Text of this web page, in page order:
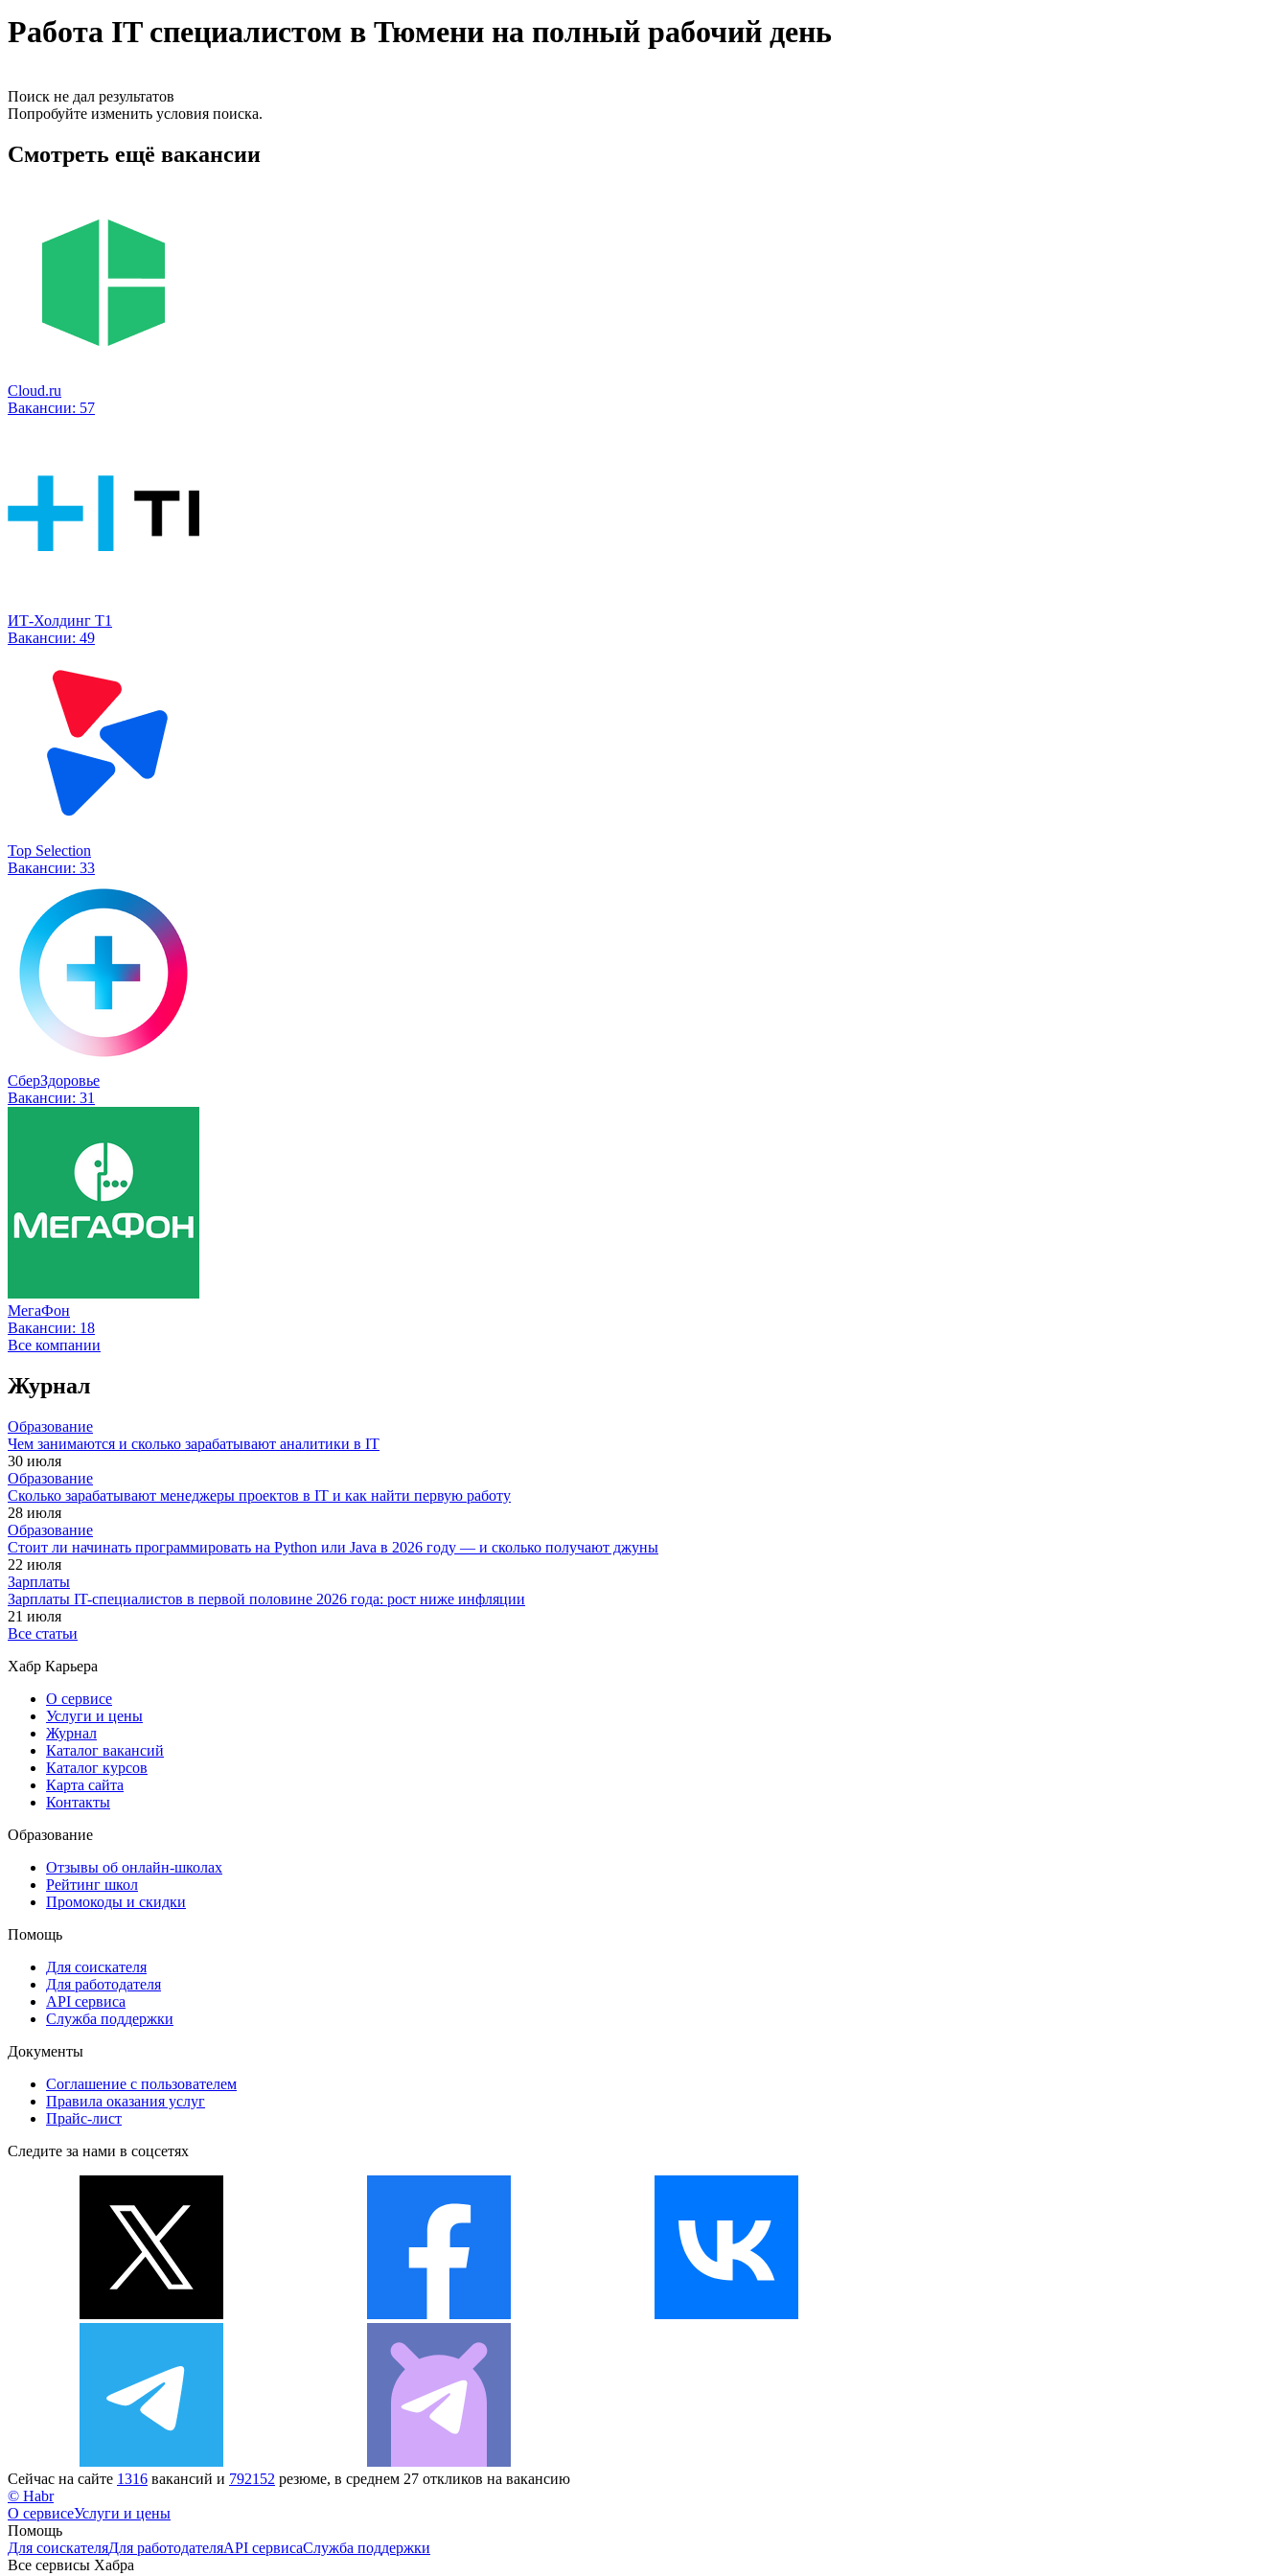
Работа IT специалистом в Тюмени на полный рабочий день
Поиск не дал результатов
Попробуйте изменить условия поиска.
Смотреть ещё вакансии
Cloud.ru
Вакансии: 57
ИТ-Холдинг Т1
Вакансии: 49
Top Selection
Вакансии: 33
СберЗдоровье
Вакансии: 31
МегаФон
Вакансии: 18
Все компании
Журнал
Образование
Чем занимаются и сколько зарабатывают аналитики в IT
30 июля
Образование
Сколько зарабатывают менеджеры проектов в IT и как найти первую работу
28 июля
Образование
Стоит ли начинать программировать на Python или Java в 2026 году — и сколько получают джуны
22 июля
Зарплаты
Зарплаты IT-специалистов в первой половине 2026 года: рост ниже инфляции
21 июля
Все статьи
Хабр Карьера
О сервисе
Услуги и цены
Журнал
Каталог вакансий
Каталог курсов
Карта сайта
Контакты
Образование
Отзывы об онлайн-школах
Рейтинг школ
Промокоды и скидки
Помощь
Для соискателя
Для работодателя
API сервиса
Служба поддержки
Документы
Соглашение с пользователем
Правила оказания услуг
Прайс-лист
Следите за нами в соцсетях
Сейчас на сайте 1316 вакансий и 792152 резюме, в среднем 27 откликов на вакансию
© Habr
О сервисеУслуги и цены
Помощь
Для соискателяДля работодателяAPI сервисаСлужба поддержки
Все сервисы Хабра